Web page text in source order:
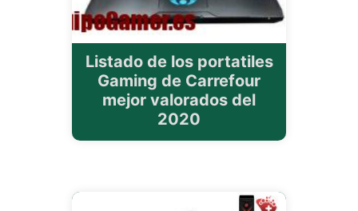
Listado de los portatiles
Gaming de Carrefour
mejor valorados del
2020